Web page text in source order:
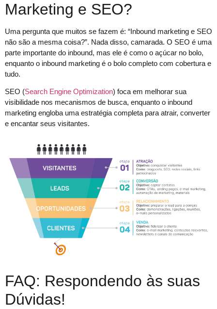
Marketing e SEO?
Uma pergunta que muitos se fazem é: “Inbound marketing e SEO
não são a mesma coisa?”. Nada disso, camarada. O SEO é uma
parte importante do inbound, mas ele é como o açúcar no bolo,
enquanto o inbound marketing é o bolo completo com cobertura e
tudo.
SEO (Search Engine Optimization) foca em melhorar sua
visibilidade nos mecanismos de busca, enquanto o inbound
marketing engloba uma estratégia completa para atrair, converter
e encantar seus visitantes.
FAQ: Respondendo às suas
Dúvidas!